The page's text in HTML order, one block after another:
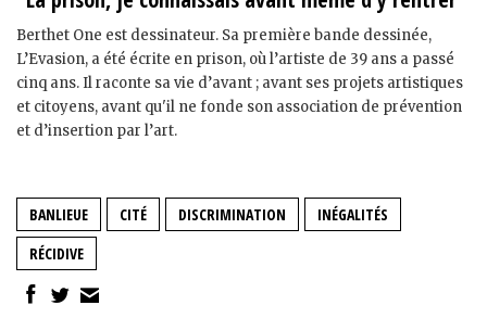
Berthet One est dessinateur. Sa première bande dessinée,
L’Evasion, a été écrite en prison, où l’artiste de 39 ans a passé
cinq ans. Il raconte sa vie d’avant ; avant ses projets artistiques
et citoyens, avant qu'il ne fonde son association de prévention
et d’insertion par l’art.
BANLIEUE CITÉ DISCRIMINATION
INÉGALITÉS
RÉCIDIVE